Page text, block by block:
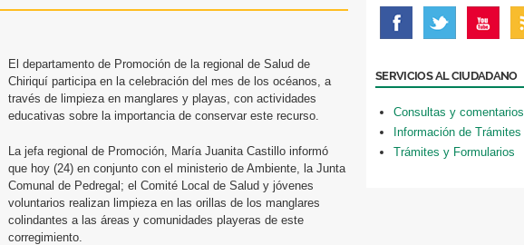
El departamento de Promoción de la regional de Salud de
Chiriquí participa en la celebración del mes de los océanos, a
través de limpieza en manglares y playas, con actividades
educativas sobre la importancia de conservar este recurso.
La jefa regional de Promoción, María Juanita Castillo informó
que hoy (24) en conjunto con el ministerio de Ambiente, la Junta
Comunal de Pedregal; el Comité Local de Salud y jóvenes
voluntarios realizan limpieza en las orillas de los manglares
colindantes a las áreas y comunidades playeras de este
corregimiento.
SERVICIOS AL CIUDADANO
Consultas y comentarios
Información de Trámites
Trámites y Formularios